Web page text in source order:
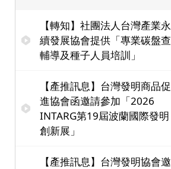
【轉知】社團法人台灣產業永
續發展協會提供「專業碳盤查
輔導及種子人員培訓」
【產推訊息】台灣發明商品促
進協會函邀請參加「2026
INTARG第19屆波蘭國際發明
創新展」
【產推訊息】台灣發明協會邀